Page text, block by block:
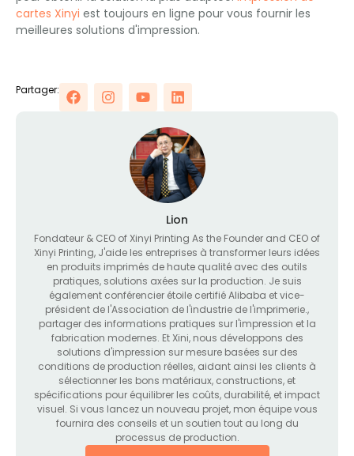
cartes Xinyi est toujours en ligne pour vous fournir les
meilleures solutions d'impression.
Partager:
Lion
Fondateur & CEO of Xinyi Printing As the Founder and CEO of
Xinyi Printing, J'aide les entreprises à transformer leurs idées
en produits imprimés de haute qualité avec des outils
pratiques, solutions axées sur la production. Je suis
également conférencier étoile certifié Alibaba et vice-
président de l'Association de l'industrie de l'imprimerie.,
partager des informations pratiques sur l'impression et la
fabrication modernes. Et Xini, nous développons des
solutions d'impression sur mesure basées sur des
conditions de production réelles, aidant ainsi les clients à
sélectionner les bons matériaux, constructions, et
spécifications pour équilibrer les coûts, durabilité, et impact
visuel. Si vous lancez un nouveau projet, mon équipe vous
fournira des conseils et un soutien tout au long du
processus de production.